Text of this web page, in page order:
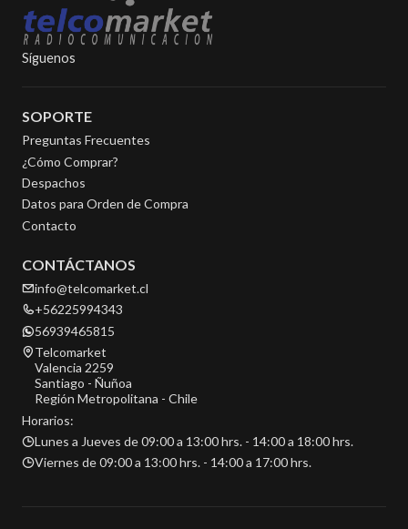
Síguenos
SOPORTE
Preguntas Frecuentes
¿Cómo Comprar?
Despachos
Datos para Orden de Compra
Contacto
CONTÁCTANOS
info@telcomarket.cl
+56225994343
56939465815
Telcomarket
Valencia 2259
Santiago - Ñuñoa
Región Metropolitana - Chile
Horarios:
Lunes a Jueves de 09:00 a 13:00 hrs. - 14:00 a 18:00 hrs.
Viernes de 09:00 a 13:00 hrs. - 14:00 a 17:00 hrs.